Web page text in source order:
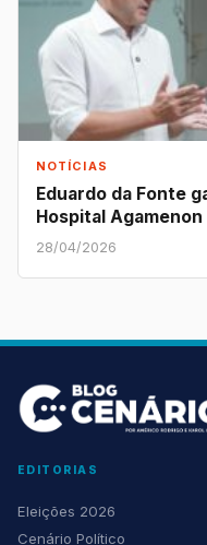
NOTÍCIAS
Eduardo da Fonte
Hospital Agamenon
28/04/2026
EDITORIAS
Eleições 2026
Cenário Político